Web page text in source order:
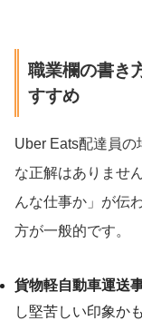
職業欄の書き
すすめ
Uber Eats配達員
な正解はありませ
んな仕事か」が伝
方が一般的です。
貨物軽自動車運送
し堅苦しい印象か